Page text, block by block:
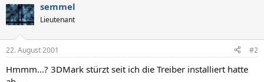
semmel
Lieutenant
22. August 2001 #2
Hmmm...? 3DMark stürzt seit ich die Treiber installiert hatte